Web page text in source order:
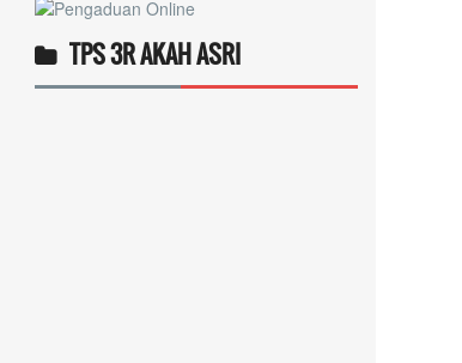
TPS 3R AKAH ASRI